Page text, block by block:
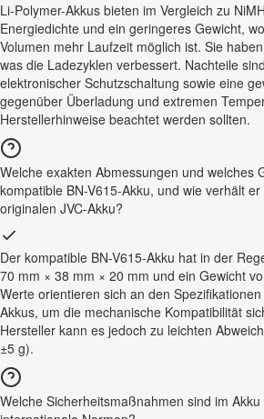
Li-Polymer-Akkus bieten im Vergleich zu
Energiedichte und ein geringeres Gewicht,
Volumen mehr Laufzeit möglich ist. Sie
was die Ladezyklen verbessert. Nachteile
elektronischer Schutzschaltung sowie eine
gegenüber Überladung und extremen
Herstellerhinweise beachtet werden sollten.
Welche exakten Abmessungen und welches
kompatible BN-V615-Akku, und wie verhält
originalen JVC-Akku?
Der kompatible BN-V615-Akku hat in der
70 mm × 38 mm × 20 mm und ein Gewicht
Werte orientieren sich an den
Akkus, um die mechanische Kompatibilität
Hersteller kann es jedoch zu leichten
±5 g).
Welche Sicherheitsmaßnahmen sind im